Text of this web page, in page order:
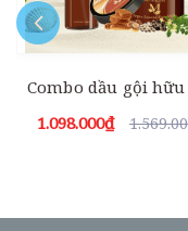
1.098.000₫